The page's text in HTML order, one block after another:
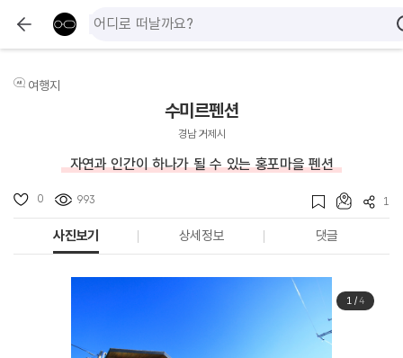
여행지
수미르펜션
경남 거제시
자연과 인간이 하나가 될 수 있는 홍포마을 펜션
0 993 1
사진보기 상세정보 댓글
1/4